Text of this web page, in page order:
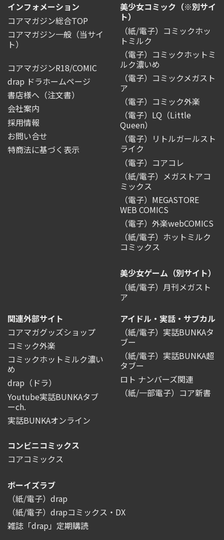
インフォメーション
コアマガジン総合TOP
コアマガジン一般 （当サイ
ト）
コアマガジンR18/COMIC
drap ドラホームページ
書店様へ（注文書）
会社案内
採用情報
お問い合せ
特商法に基づく表示
美少女コミック（※別サイ
ト）
（紙/電子）コミックホッ
トミルク
（電子）コミックホットミ
ルク濃いめ
（電子）コミックメガスト
ア
（電子）コミック外楽
（電子）LQ（Little
Queen）
（電子）リトルガールスト
ライク
（電子）コアコレ
（紙/電子）メガストアコ
ミックス
（電子）MEGASTORE
WEB COMICS
（電子）外楽webCOMICS
（紙/電子）ホットミルク
コミックス
美少女ゲーム（別サイト）
（紙/電子）月刊メガスト
ア
関連外部サイト
コアマガグッズショップ
コミック外楽
コミックホットミルク濃い
め
drap（ドラ）
Youtube実話BUNKAタブ
ーch.
実話BUNKAオンライン
アイドル・実話・サブカル
（紙/電子）実話BUNKAタ
ブー
（紙/電子）実話BUNKA超
タブー
ロト ナンバーズ関連
（紙/一部電子）コア新書
コンビニコミックス
コアコミックス
ボーイズラブ
（紙/電子）drap
（紙/電子）drapコミックス・DX
雑誌「drap」定期購読